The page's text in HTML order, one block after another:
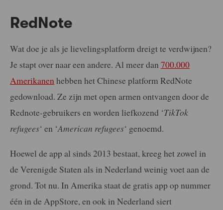
RedNote
Wat doe je als je lievelingsplatform dreigt te verdwijnen?
Je stapt over naar een andere. Al meer dan 700.000
Amerikanenhebben het Chinese platform RedNote
gedownload. Ze zijn met open armen ontvangen door de
Rednote-gebruikers en worden liefkozend ‘TikTok
refugees‘ en ‘American refugees‘ genoemd.
Hoewel de app al sinds 2013 bestaat, kreeg het zowel in
de Verenigde Staten als in Nederland weinig voet aan de
grond. Tot nu. In Amerika staat de gratis app op nummer
één in de AppStore, en ook in Nederland siert